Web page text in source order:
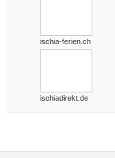
ischia-ferien.ch
ischiadirekt.de